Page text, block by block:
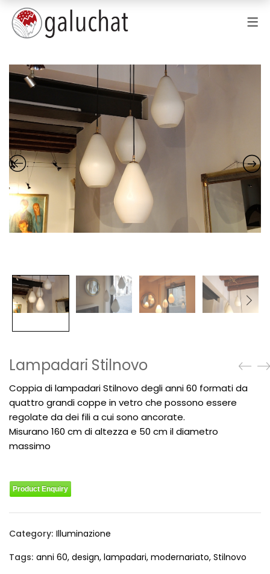
Lampadari Stilnovo
Coppia di lampadari Stilnovo degli anni 60 formati da
quattro grandi coppe in vetro che possono essere
regolate da dei fili a cui sono ancorate.
Misurano 160 cm di altezza e 50 cm il diametro
massimo
Product Enquiry
Category: Illuminazione
Tags: anni 60, design, lampadari, modernariato, Stilnovo